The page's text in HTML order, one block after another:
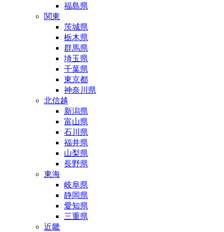
福島県
関東
茨城県
栃木県
群馬県
埼玉県
千葉県
東京都
神奈川県
北信越
新潟県
富山県
石川県
福井県
山梨県
長野県
東海
岐阜県
静岡県
愛知県
三重県
近畿